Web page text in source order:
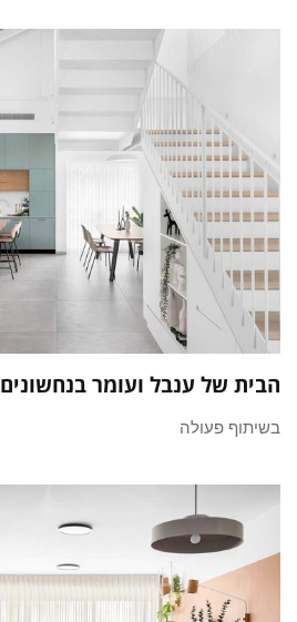
הבית של ענבל ועומר בנחשונים
בשיתוף פעולה